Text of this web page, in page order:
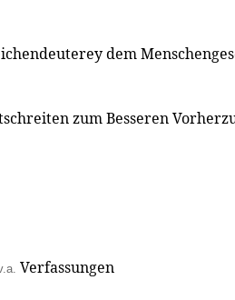
dem
zum Besseren
Verfassungen